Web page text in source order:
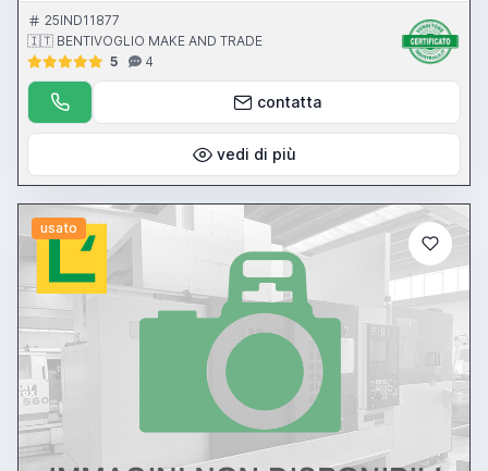
25IND11877
🇮🇹 BENTIVOGLIO MAKE AND TRADE
5
4
contatta
vedi di più
usato